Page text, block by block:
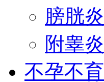
膀胱炎
附睾炎
不孕不育